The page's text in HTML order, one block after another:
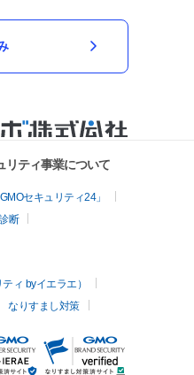
リティ事業について
セキュリティ24」
断
ィ byイエラエ）
なりすまし対策